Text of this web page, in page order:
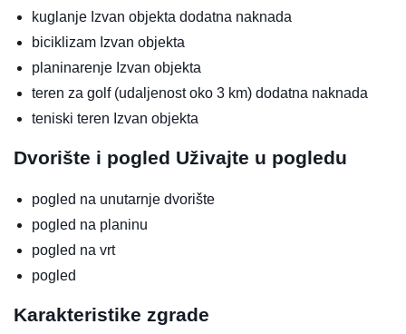
kuglanje Izvan objekta dodatna naknada
biciklizam Izvan objekta
planinarenje Izvan objekta
teren za golf (udaljenost oko 3 km) dodatna naknada
teniski teren Izvan objekta
Dvorište i pogled Uživajte u pogledu
pogled na unutarnje dvorište
pogled na planinu
pogled na vrt
pogled
Karakteristike zgrade